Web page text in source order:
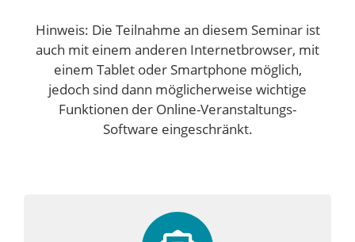
Hinweis: Die Teilnahme an diesem Seminar ist
auch mit einem anderen Internetbrowser, mit
einem Tablet oder Smartphone möglich,
jedoch sind dann möglicherweise wichtige
Funktionen der Online-Veranstaltungs-
Software eingeschränkt.